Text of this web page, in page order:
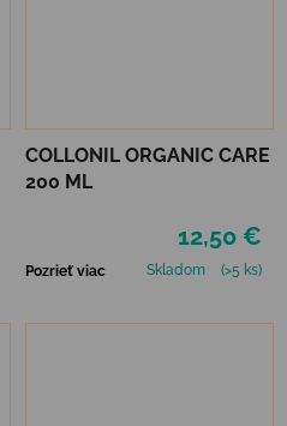
COLLONIL ORGANIC CARE
200 ML
12,50 €
Pozrieť viac Skladom (>5 ks)